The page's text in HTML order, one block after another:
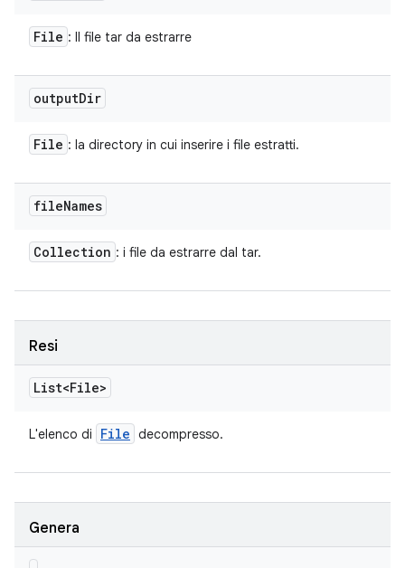
File : Il file tar da estrarre
outputDir
File : la directory in cui inserire i file estratti.
fileNames
Collection : i file da estrarre dal tar.
Resi
List<File>
L'elenco di File decompresso.
Genera